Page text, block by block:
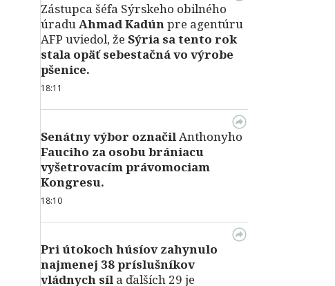
Zástupca šéfa Sýrskeho obilného
úraduAhmad Kadúnpre agentúru
AFP uviedol, že Sýria sa tento rok
stala opäť sebestačná vo výrobe
pšenice.
18:11
Senátny výbor označilAnthonyho
Fauciho za osobu brániacu
vyšetrovacím právomociam
Kongresu.
18:10
Pri útokoch húsíov zahynulo
najmenej 38 príslušníkov
vládnych síl a ďalších 29 je